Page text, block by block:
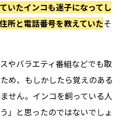
いたインコも迷子になってし
所と電話番号を教えていたそ
やバラエティ番組などでも取
め、もしかしたら覚えのある
せん。インコを飼っている人
」と思ったのではないでしょ